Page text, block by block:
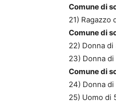
Comune di
21) Ragazzo
Comune di
22) Donna
23) Donna
Comune di
24) Donna
25) Uomo di